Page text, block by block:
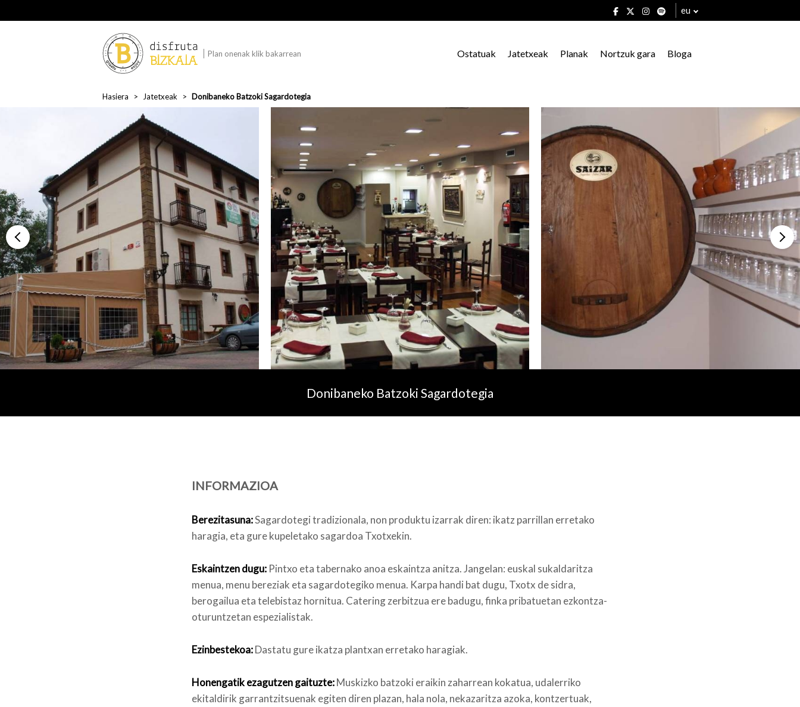
eu
Plan onenak klik bakarrean Ostatuak Jatetxeak Planak Nortzuk gara Bloga
Hasiera Jatetxeak Donibaneko Batzoki Sagardotegia
Donibaneko Batzoki Sagardotegia
INFORMAZIOA
Berezitasuna:Sagardotegi tradizionala, non produktu izarrak diren: ikatz parrillan erretako
haragia, eta gure kupeletako sagardoa Txotxekin.
Eskaintzen dugu: Pintxo eta tabernako anoa eskaintza anitza. Jangelan: euskal sukaldaritza
menua, menu bereziak eta sagardotegiko menua. Karpa handi bat dugu, Txotx de sidra,
berogailua eta telebistaz hornitua. Catering zerbitzua ere badugu, finka pribatuetan ezkontza-
oturuntzetan espezialistak.
Ezinbestekoa:Dastatu gure ikatza plantxan erretako haragiak.
Honengatik ezagutzen gaituzte:Muskizko batzoki eraikin zaharrean kokatua, udalerriko
ekitaldirik garrantzitsuenak egiten diren plazan, hala nola, nekazaritza azoka, kontzertuak,